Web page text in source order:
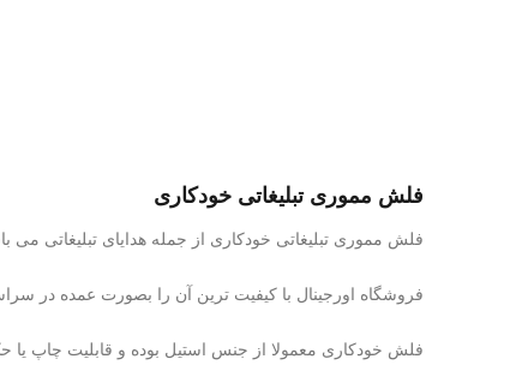
فلش مموری تبلیغاتی خودکاری
فلش مموری تبلیغاتی خودکاری از جمله هدایای تبلیغاتی می
فروشگاه اورجینال با کیفیت ترین آن را بصورت عمده در
فلش خودکاری معمولا از جنس استیل بوده و قابلیت چاپ یا